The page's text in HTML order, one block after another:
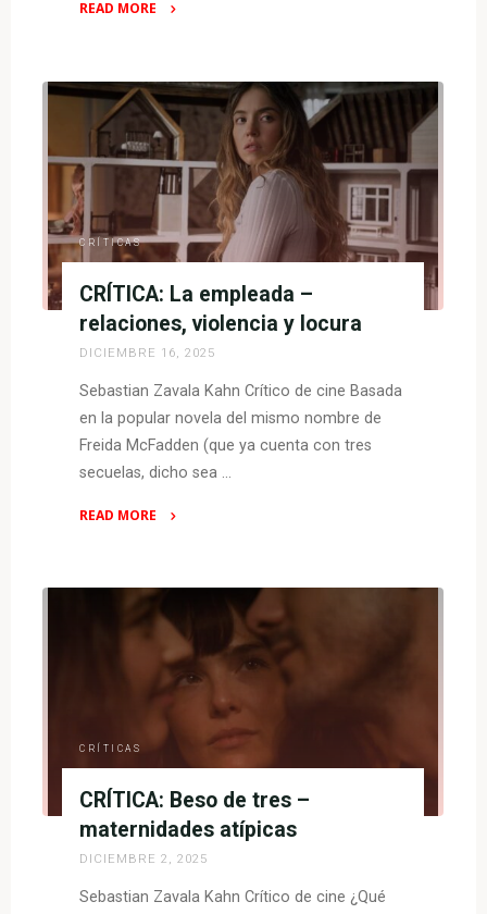
READ MORE
beso
mujer
araña
–
entretenimiento
y
revolución"
CRÍTICAS
CRÍTICA: La empleada –
relaciones, violencia y locura
DICIEMBRE 16, 2025
Sebastian Zavala Kahn Crítico de cine Basada
en la popular novela del mismo nombre de
Freida McFadden (que ya cuenta con tres
secuelas, dicho sea …
READ MORE
empleada
relaciones,
CRÍTICAS
CRÍTICA: Beso de tres –
maternidades atípicas
DICIEMBRE 2, 2025
Sebastian Zavala Kahn Crítico de cine ¿Qué